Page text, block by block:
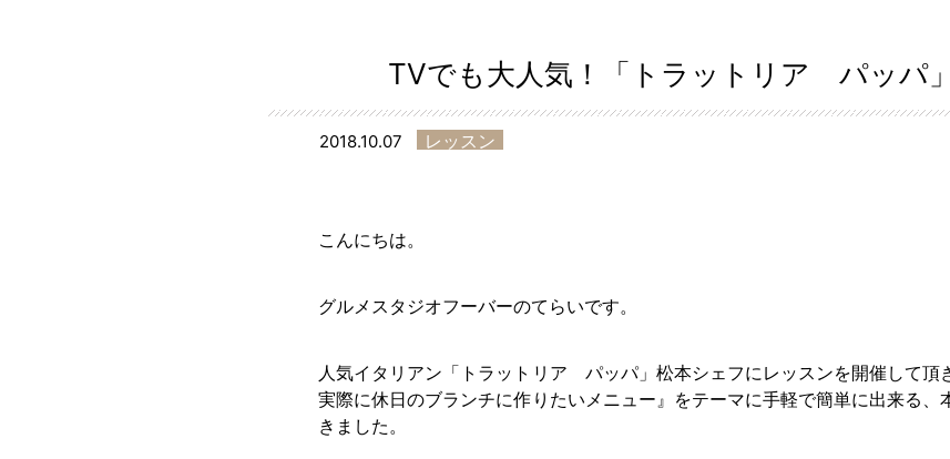
TVでも大人気！「トラットリア パッパ
2018.10.07 レッスン
こんにちは。
グルメスタジオフーバーのてらいです。
人気イタリアン「トラットリア パッパ」松本シェフにレッスンを開催して頂
実際に休日のブランチに作りたいメニュー』をテーマに手軽で簡単に出来る、
きました。